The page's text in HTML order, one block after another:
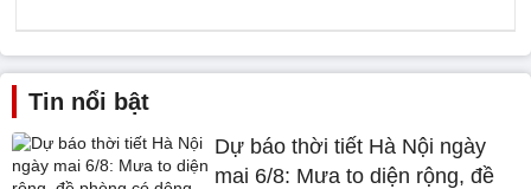
Tin nổi bật
Dự báo thời tiết Hà Nội ngày
mai 6/8: Mưa to diện rộng, đề